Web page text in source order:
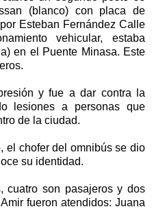
(blanco) con placa de
Esteban Fernández Calle
vehicular, estaba
en el Puente Minasa. Este
y fue a dar contra la
lesiones a personas que
de la ciudad.
el chofer del omnibús se dio
su identidad.
cuatro son pasajeros y dos
fueron atendidos: Juana